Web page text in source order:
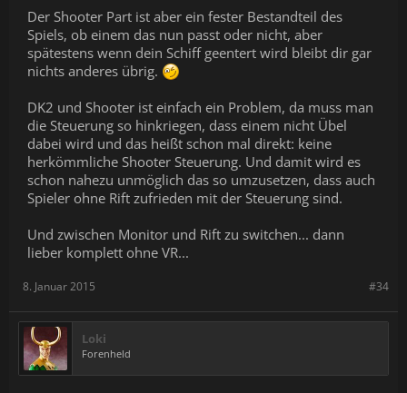
Der Shooter Part ist aber ein fester Bestandteil des
Spiels, ob einem das nun passt oder nicht, aber
spätestens wenn dein Schiff geentert wird bleibt dir gar
nichts anderes übrig.
DK2 und Shooter ist einfach ein Problem, da muss man
die Steuerung so hinkriegen, dass einem nicht Übel
dabei wird und das heißt schon mal direkt: keine
herkömmliche Shooter Steuerung. Und damit wird es
schon nahezu unmöglich das so umzusetzen, dass auch
Spieler ohne Rift zufrieden mit der Steuerung sind.
Und zwischen Monitor und Rift zu switchen... dann
lieber komplett ohne VR...
#34
8. Januar 2015
Loki
Forenheld